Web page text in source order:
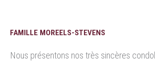
FAMILLE MOREELS-STEVENS
Nous présentons nos très sincères